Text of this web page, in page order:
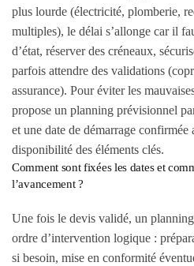
plus lourde (électricité, plomberie,
multiples), le délai s’allonge car il
d’état, réserver des créneaux,
parfois attendre des validations
assurance). Pour éviter les
propose un planning prévisionnel
et une date de démarrage
disponibilité des éléments clés.
Comment sont fixées les dates et
l’avancement ?
Une fois le devis validé, un
ordre d’intervention logique :
si besoin, mise en conformité